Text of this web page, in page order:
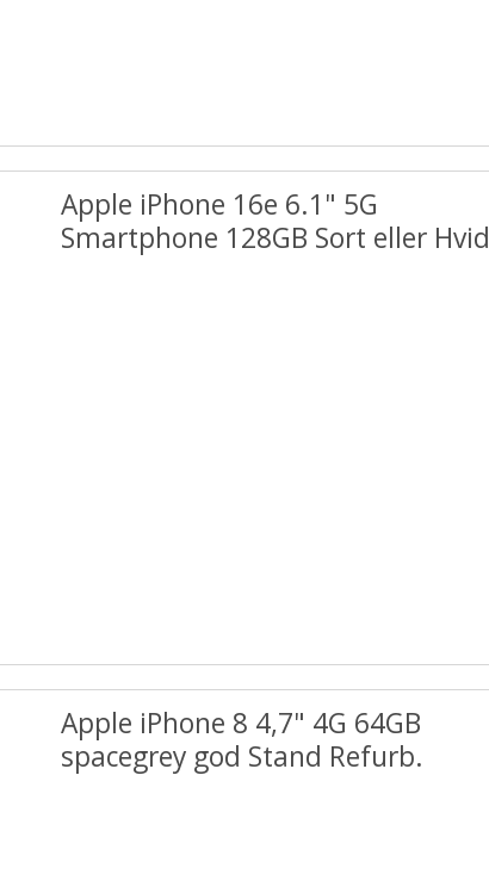
Apple iPhone 16e 6.1" 5G
Smartphone 128GB Sort eller Hvid
Apple iPhone 8 4,7" 4G 64GB
spacegrey god Stand Refurb.